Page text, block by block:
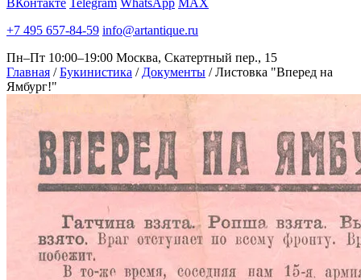
ВКонтакте Telegram WhatsApp MAX
+7 495 657-84-59 info@artantique.ru
Пн–Пт 10:00–19:00 Москва, Скатертный пер., 15
Главная / Букинистика / Документы / Листовка "Вперед на
Ямбург!"